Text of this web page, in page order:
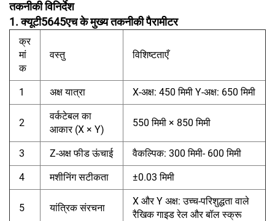
तकनीकी विनिर्देश
1. क्यूटी5645एच के मुख्य तकनीकी पैरामीटर
क्र
मां
क
वस्तु विशिष्टताएँ
1 अक्ष यात्रा X-अक्ष: 450 मिमी Y-अक्ष: 650 मिमी
2
वर्कटेबल का
आकार (X × Y)
550 मिमी × 850 मिमी
3 Z-अक्ष फीड ऊंचाई वैकल्पिक: 300 मिमी- 600 मिमी
4 मशीनिंग सटीकता ±0.03 मिमी
5 यांत्रिक संरचना
X और Y अक्ष: उच्च-परिशुद्धता वाले
रैखिक गाइड रेल और बॉल स्क्रू